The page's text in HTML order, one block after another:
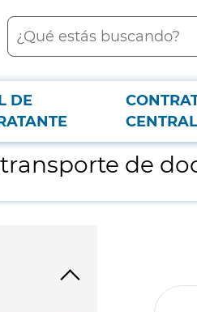
Buscar
DE
documentación y analíticas para el
de